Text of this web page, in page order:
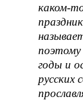
каком-
годы и
русских